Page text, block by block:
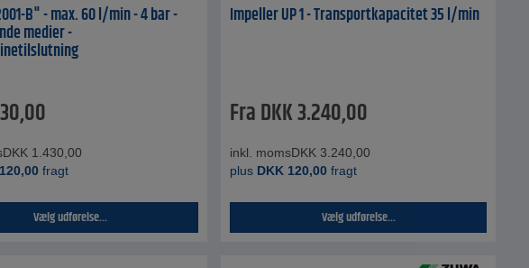
B" - max. 60 l/min - 4 bar -
medier -
DKK 1.430,00
120,00 fragt
Vælg udførelse...
Impeller UP 1 - Transportkapacitet 35 l/min
FraDKK3.240,00
inkl. momsDKK 3.240,00
plus DKK 120,00 fragt
Vælg udførelse...